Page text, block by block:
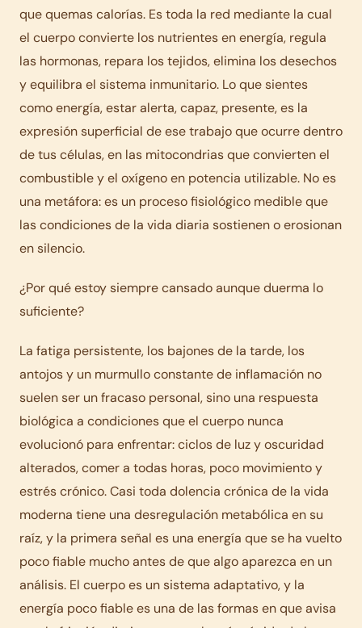
que quemas calorías. Es toda la red mediante la cual
el cuerpo convierte los nutrientes en energía, regula
las hormonas, repara los tejidos, elimina los desechos
y equilibra el sistema inmunitario. Lo que sientes
como energía, estar alerta, capaz, presente, es la
expresión superficial de ese trabajo que ocurre dentro
de tus células, en las mitocondrias que convierten el
combustible y el oxígeno en potencia utilizable. No es
una metáfora: es un proceso fisiológico medible que
las condiciones de la vida diaria sostienen o erosionan
en silencio.
¿Por qué estoy siempre cansado aunque duerma lo
suficiente?
La fatiga persistente, los bajones de la tarde, los
antojos y un murmullo constante de inflamación no
suelen ser un fracaso personal, sino una respuesta
biológica a condiciones que el cuerpo nunca
evolucionó para enfrentar: ciclos de luz y oscuridad
alterados, comer a todas horas, poco movimiento y
estrés crónico. Casi toda dolencia crónica de la vida
moderna tiene una desregulación metabólica en su
raíz, y la primera señal es una energía que se ha vuelto
poco fiable mucho antes de que algo aparezca en un
análisis. El cuerpo es un sistema adaptativo, y la
energía poco fiable es una de las formas en que avisa